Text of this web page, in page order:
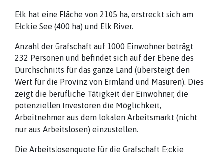
Ełk hat eine Fläche von 2105 ha, erstreckt sich am
Ełckie See (400 ha) und Elk River.
Anzahl der Grafschaft auf 1000 Einwohner beträgt
232 Personen und befindet sich auf der Ebene des
Durchschnitts für das ganze Land (übersteigt den
Wert für die Provinz von Ermland und Masuren). Dies
zeigt die berufliche Tätigkeit der Einwohner, die
potenziellen Investoren die Möglichkeit,
Arbeitnehmer aus dem lokalen Arbeitsmarkt (nicht
nur aus Arbeitslosen) einzustellen.
Die Arbeitslosenquote für die Grafschaft Ełckie